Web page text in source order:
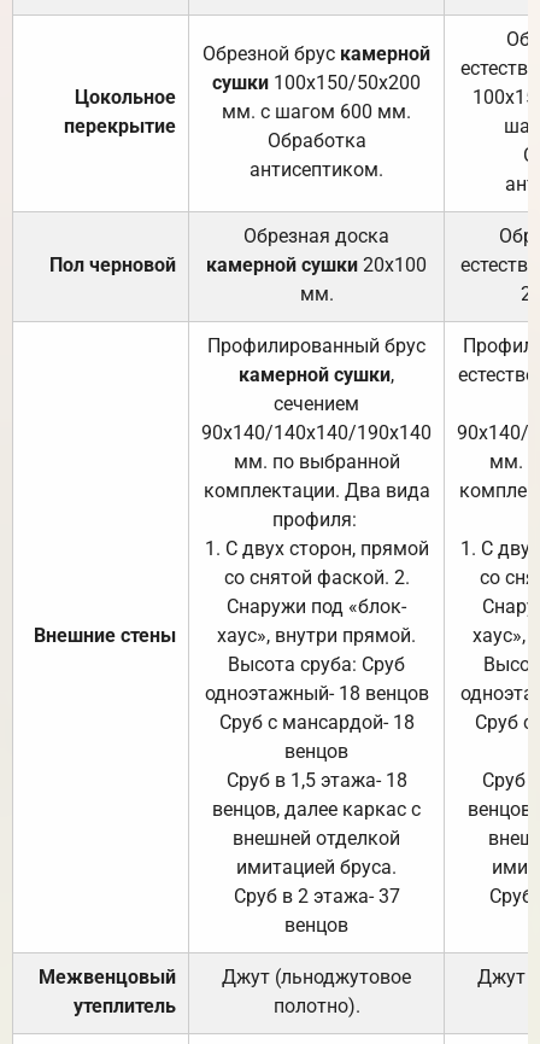
Цокольное
перекрытие
Обрезной брус камерной
сушки 100х150/50х200
мм. с шагом 600 мм.
Обработка
антисептиком.
Пол черновой
Обрезная доска
камерной сушки 20х100
мм.
Внешние стены
Профилированный брус
камерной сушки,
сечением
90х140/140х140/190х140
мм. по выбранной
комплектации. Два вида
профиля:
1. С двух сторон, прямой
со снятой фаской. 2.
Снаружи под «блок-
хаус», внутри прямой.
Высота сруба: Сруб
одноэтажный- 18 венцов
Сруб с мансардой- 18
венцов
Сруб в 1,5 этажа- 18
венцов, далее каркас с
внешней отделкой
имитацией бруса.
Сруб в 2 этажа- 37
венцов
90х140/
мм.
1. С
со
хаус»,
Сруб с
Сруб
Сруб
Межвенцовый
утеплитель
Джут (льноджутовое
полотно).
Джут